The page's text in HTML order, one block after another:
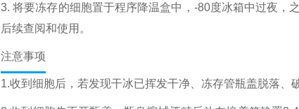
3. 将要冻存的细胞置于程序降温盒中，-80度冰箱中过夜，
后续查阅和使用。
注意事项
1.收到细胞后，若发现干冰已挥发干净、冻存管瓶盖脱落、